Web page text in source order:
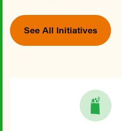
See All Initiatives